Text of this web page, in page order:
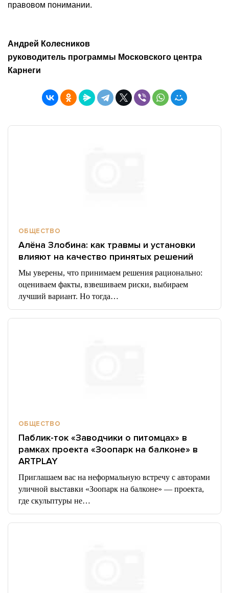
правовом понимании.
Андрей Колесников
руководитель программы Московского центра
Карнеги
ОБЩЕСТВО
Алёна Злобина: как травмы и установки
влияют на качество принятых решений
Мы уверены, что принимаем решения рационально:
оцениваем факты, взвешиваем риски, выбираем
лучший вариант. Но тогда…
ОБЩЕСТВО
Паблик-ток «Заводчики о питомцах» в
рамках проекта «Зоопарк на балконе» в
ARTPLAY
Приглашаем вас на неформальную встречу с авторами
уличной выставки «Зоопарк на балконе» — проекта,
где скульптуры не…